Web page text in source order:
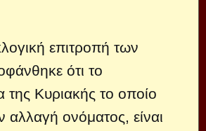
επιτροπή των
ότι το
Κυριακής το οποίο
αλλαγή ονόματος, είναι